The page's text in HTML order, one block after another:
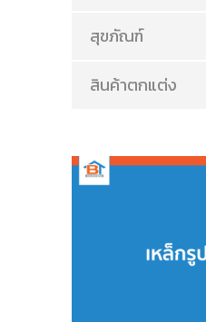
สุขภัณฑ์
สินค้าตกแต่ง